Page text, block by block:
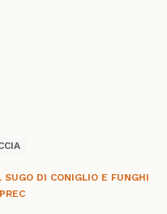
SUGO DI CONIGLIO E FUNGHI
PREC